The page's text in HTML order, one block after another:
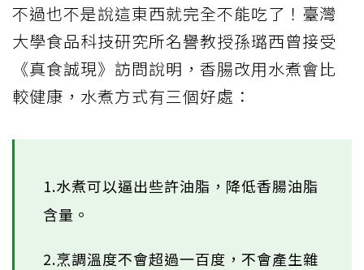
不過也不是說這東西就完全不能吃了！臺灣
大學食品科技研究所名譽教授孫璐西曾接受
《真食誠現》訪問說明，香腸改用水煮會比
較健康，水煮方式有三個好處：
1.水煮可以逼出些許油脂，降低香腸油脂
含量。
2.烹調溫度不會超過一百度，不會產生雜